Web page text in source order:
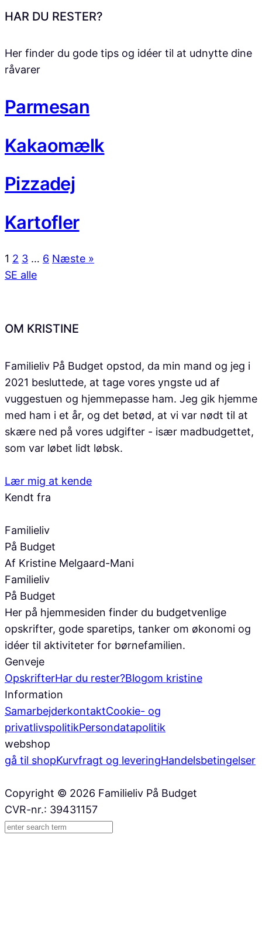
HAR DU RESTER?
Her finder du gode tips og idéer til at udnytte dine
råvarer
Parmesan
Kakaomælk
Pizzadej
Kartofler
1 2 3 … 6 Næste »
SE alle
OM KRISTINE
Familieliv På Budget opstod, da min mand og jeg i
2021 besluttede, at tage vores yngste ud af
vuggestuen og hjemmepasse ham. Jeg gik hjemme
med ham i et år, og det betød, at vi var nødt til at
skære ned på vores udgifter - især madbudgettet,
som var løbet lidt løbsk.
Lær mig at kende
Kendt fra
Familieliv
På Budget
Af Kristine Melgaard-Mani
Familieliv
På Budget
Her på hjemmesiden finder du budgetvenlige
opskrifter, gode sparetips, tanker om økonomi og
idéer til aktiviteter for børnefamilien.
Genveje
OpskrifterHar du rester?Blogom kristine
Information
SamarbejderkontaktCookie- og
privatlivspolitikPersondatapolitik
webshop
gå til shopKurvfragt og leveringHandelsbetingelser
Copyright © 2026 Familieliv På Budget
CVR-nr.: 39431157